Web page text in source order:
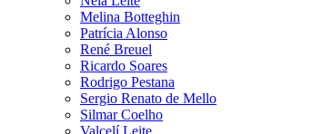
Melina Botteghin
Patrícia Alonso
René Breuel
Ricardo Soares
Rodrigo Pestana
Sergio Renato de Mello
Silmar Coelho
Valcelí Leite